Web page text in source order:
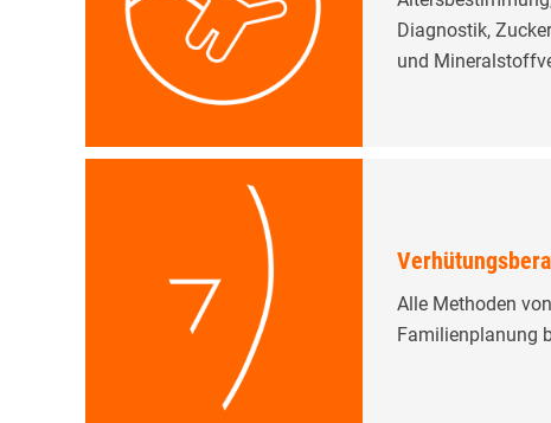
Diagnostik,
und
Alle Methoden
Familienplanung